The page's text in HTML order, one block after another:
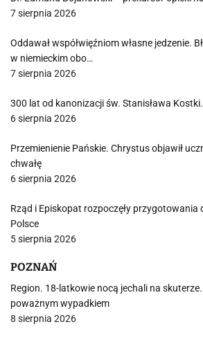
7 sierpnia 2026
Oddawał współwięźniom własne jedzenie.
w niemieckim obo…
7 sierpnia 2026
300 lat od kanonizacji św. Stanisława
6 sierpnia 2026
Przemienienie Pańskie. Chrystus objawił
chwałę
6 sierpnia 2026
Rząd i Episkopat rozpoczęły przygotowania
Polsce
5 sierpnia 2026
POZNAŃ
Region. 18-latkowie nocą jechali na skuterze.
poważnym wypadkiem
8 sierpnia 2026